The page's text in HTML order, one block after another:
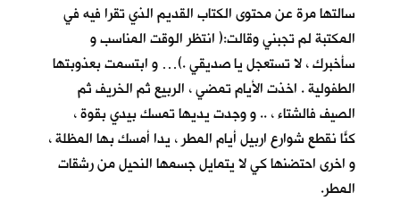
سالتها مرة عن محتوى الكتاب القديم الذي تقرا فيه في
المكتبة لم تجبني وقالت:( انتظر الوقت المناسب و
سأخبرك ، لا تستعجل يا صديقي .)… و ابتسمت بعذوبتها
الطفولية . اخذت الأيام تمضي ، الربيع ثم الخريف ثم
الصيف فالشتاء ، .. و وجدت يديها تمسك بيدي بقوة ،
كنّا نقطع شوارع اربيل أيام المطر ، يداً أمسك بها المظلة ،
و اخرى احتضنها كي لا يتمايل جسمها النحيل من رشقات
المطر.